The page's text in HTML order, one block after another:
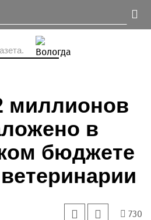
миллионов
в
бюджете
730